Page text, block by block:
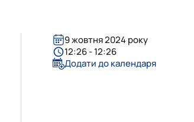
9 жовтня 2024 року
12:26 - 12:26
Додати до календаря